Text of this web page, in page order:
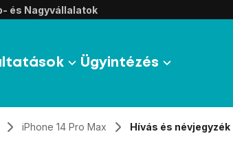
és Nagyvállalatok
Ügyintézés
iPhone 14 Pro Max Hívás és névjegyzék